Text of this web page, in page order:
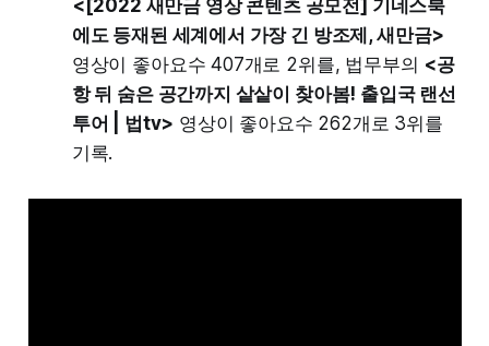
<[2022 새만금 영상 콘텐츠 공모전] 기네스북
에도 등재된 세계에서 가장 긴 방조제, 새만금>
영상이 좋아요수 407개로 2위를, 법무부의 <공
항 뒤 숨은 공간까지 샅샅이 찾아봄! 출입국 랜선
투어 | 법tv> 영상이 좋아요수 262개로 3위를
기록.